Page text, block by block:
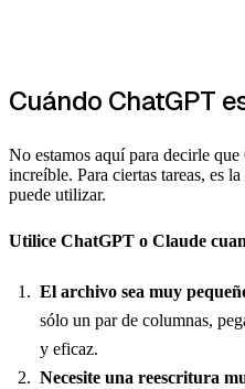
Cuándo ChatGPT
No estamos aquí para decirle
increíble. Para ciertas tareas, es
puede utilizar.
Utilice ChatGPT o Claude
El archivo sea muy
sólo un par de columnas,
y eficaz.
Necesite una reescritura